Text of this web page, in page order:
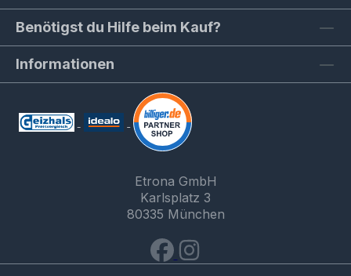
Benötigst du Hilfe beim Kauf?
Informationen
Etrona GmbH
Karlsplatz 3
80335 München